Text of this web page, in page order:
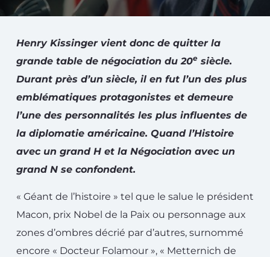
Henry Kissinger vient donc de quitter la
grande table de négociation du 20e siècle.
Durant près d’un siècle, il en fut l’un des plus
emblématiques protagonistes et demeure
l’une des personnalités les plus influentes de
la diplomatie américaine. Quand l’Histoire
avec un grand H et la Négociation avec un
grand N se confondent.
« Géant de l’histoire » tel que le salue le président
Macon, prix Nobel de la Paix ou personnage aux
zones d’ombres décrié par d’autres, surnommé
encore « Docteur Folamour », « Metternich de